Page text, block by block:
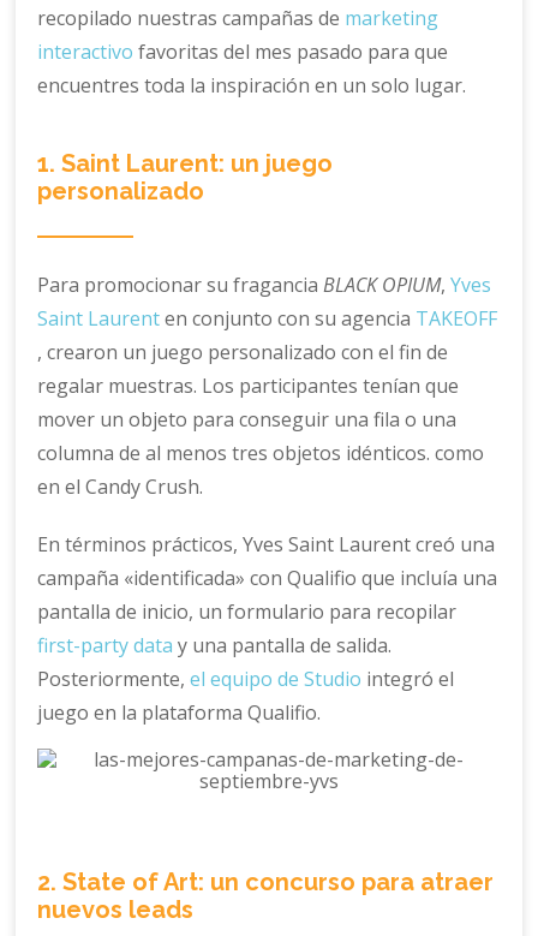
recopilado nuestras campañas de marketing
interactivo favoritas del mes pasado para que
encuentres toda la inspiración en un solo lugar.
1. Saint Laurent: un juego
personalizado
Para promocionar su fraganciaBLACK OPIUM,Yves
Saint Laurenten conjunto con su agencia TAKEOFF
, crearon un juego personalizado con el fin de
regalar muestras. Los participantes tenían que
mover un objeto para conseguir una fila o una
columna de al menos tres objetos idénticos. como
en el Candy Crush.
En términos prácticos, Yves Saint Laurent creó una
campaña «identificada» con Qualifio que incluía una
pantalla de inicio, un formulario para recopilar
first-party data y una pantalla de salida.
Posteriormente,el equipo de Studio integró el
juego en la plataforma Qualifio.
2. State of Art: un concurso para atraer
nuevos leads